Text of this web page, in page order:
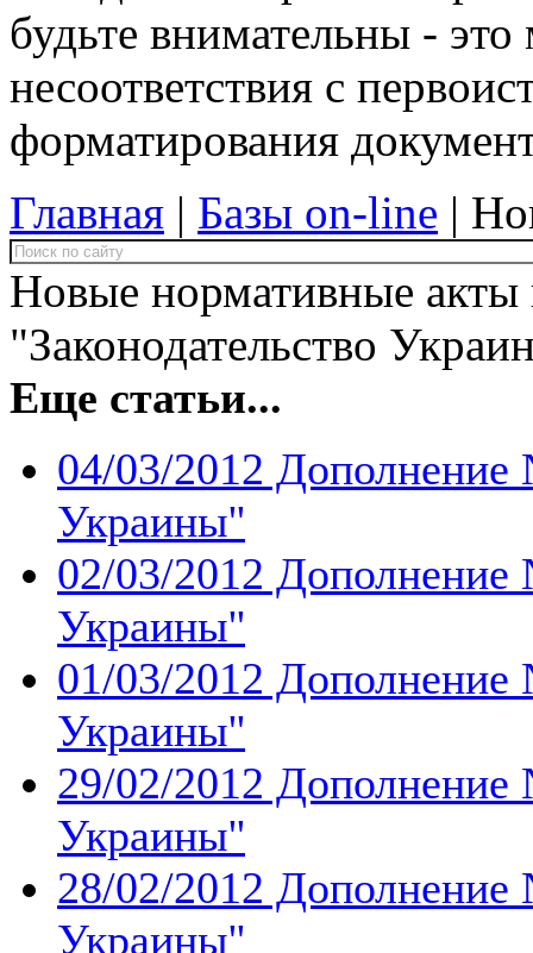
будьте внимательны -
несоответствия с
форматирования
Главная | Базы on-line |
Новые нормативные акты
"Законодательство
Еще статьи...
04/03/2012 Дополнение
Украины''
02/03/2012 Дополнение
Украины''
01/03/2012 Дополнение
Украины''
29/02/2012 Дополнение
Украины''
28/02/2012 Дополнение
Украины''